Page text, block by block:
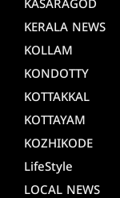
KASARAGOD
KERALA NEWS
KOLLAM
KONDOTTY
KOTTAKKAL
KOTTAYAM
KOZHIKODE
LifeStyle
LOCAL NEWS